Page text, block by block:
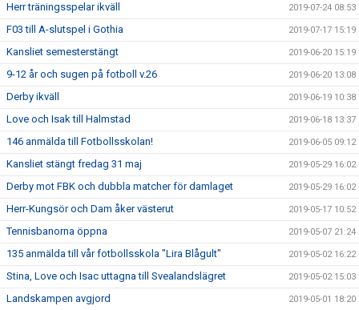
Herr träningsspelar ikväll 2019-07-24 08:53
F03 till A-slutspel i Gothia 2019-07-17 15:19
Kansliet semesterstängt 2019-06-20 15:19
9-12 år och sugen på fotboll v.26 2019-06-20 13:08
Derby ikväll 2019-06-19 10:38
Love och Isak till Halmstad 2019-06-18 13:37
146 anmälda till Fotbollsskolan! 2019-06-05 09:12
Kansliet stängt fredag 31 maj 2019-05-29 16:02
Derby mot FBK och dubbla matcher för damlaget 2019-05-29 16:02
Herr-Kungsör och Dam åker västerut 2019-05-17 10:52
Tennisbanorna öppna 2019-05-07 21:24
135 anmälda till vår fotbollsskola "Lira Blågult" 2019-05-02 16:22
Stina, Love och Isac uttagna till Svealandslägret 2019-05-02 15:03
Landskampen avgjord 2019-05-01 18:20